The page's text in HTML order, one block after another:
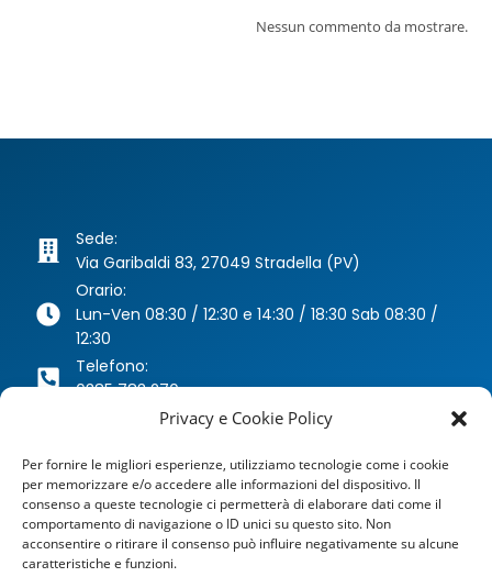
Privacy e Cookie Policy
Per fornire le migliori esperienze, utilizziamo tecnologie come i cookie
per memorizzare e/o accedere alle informazioni del dispositivo. Il
consenso a queste tecnologie ci permetterà di elaborare dati come il
comportamento di navigazione o ID unici su questo sito. Non
acconsentire o ritirare il consenso può influire negativamente su alcune
caratteristiche e funzioni.
Nessun commento da mostrare.
Sede:
Via Garibaldi 83, 27049 Stradella (PV)
Orario:
Lun-Ven 08:30 / 12:30 e 14:30 / 18:30 Sab 08:30 /
12:30
Telefono:
0385 783 270
Email:
agenzia@dragoniassicurazioni.it
PEC:
dragoniassicurazioni@pec.it